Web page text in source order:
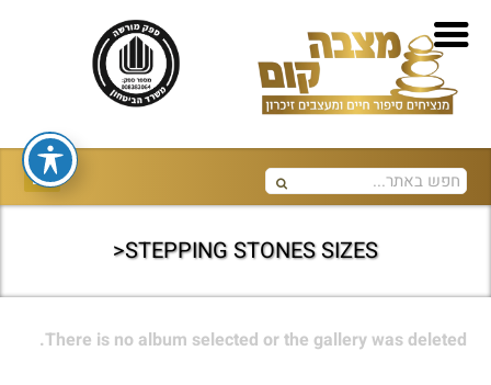
STEPPING STONES SIZES<
There is no album selected or the gallery was deleted.